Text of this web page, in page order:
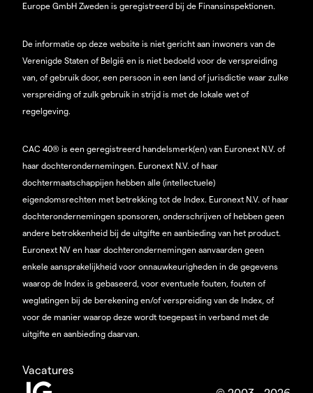
Europe GmbH Zweden is geregistreerd bij de Finansinspektionen.
De informatie op deze website is niet gericht aan inwoners van de
Verenigde Staten of België en is niet bedoeld voor de verspreiding
van, of gebruik door, een persoon in een land of jurisdictie waar zulke
verspreiding of zulk gebruik in strijd is met de lokale wet of
regelgeving.
CAC 40® is een geregistreerd handelsmerk(en) van Euronext N.V. of
haar dochterondernemingen. Euronext N.V. of haar
dochtermaatschappijen hebben alle (intellectuele)
eigendomsrechten met betrekking tot de Index. Euronext N.V. of haar
dochterondernemingen sponsoren, onderschrijven of hebben geen
andere betrokkenheid bij de uitgifte en aanbieding van het product.
Euronext NV en haar dochterondernemingen aanvaarden geen
enkele aansprakelijkheid voor onnauwkeurigheden in de gegevens
waarop de Index is gebaseerd, voor eventuele fouten, fouten of
weglatingen bij de berekening en/of verspreiding van de Index, of
voor de manier waarop deze wordt toegepast in verband met de
uitgifte en aanbieding daarvan.
Vacatures